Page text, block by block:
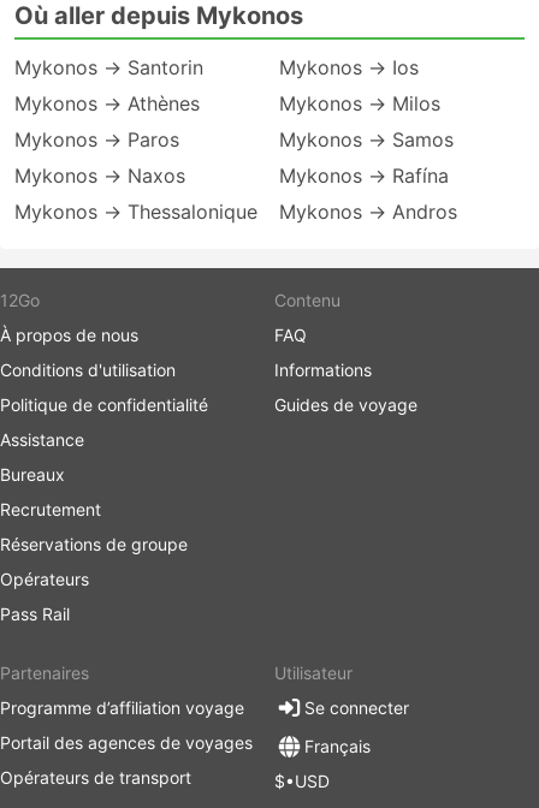
Où aller depuis Mykonos
Mykonos → Santorin
Mykonos → Athènes
Mykonos → Paros
Mykonos → Naxos
Mykonos → Thessalonique
Mykonos → Ios
Mykonos → Milos
Mykonos → Samos
Mykonos → Rafína
Mykonos → Andros
12Go
À propos de nous
Conditions d'utilisation
Politique de confidentialité
Assistance
Bureaux
Recrutement
Réservations de groupe
Opérateurs
Pass Rail
Contenu
FAQ
Informations
Guides de voyage
Partenaires
Programme d’affiliation voyage
Portail des agences de voyages
Opérateurs de transport
Utilisateur
Se connecter
Français
$•USD